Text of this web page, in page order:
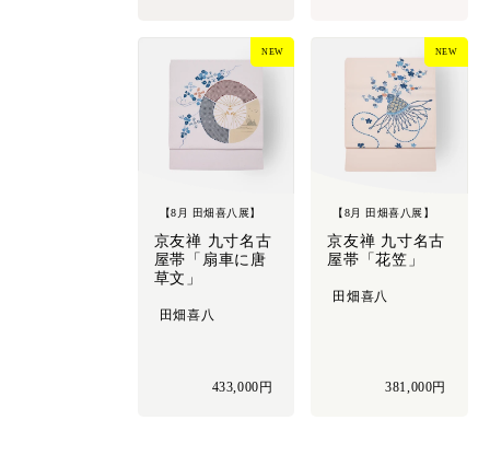
【8月 田畑喜八展】
京友禅 九寸名古
屋帯「扇車に唐
草文」
田畑喜八
433,000円
NEW
【8月 田畑喜八展】
京友禅 九寸名古
屋帯「花笠」
田畑喜八
381,000円
NEW